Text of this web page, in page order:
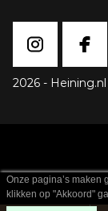
2026 - Heining.nl
Onze pagina’s maken
klikken op "Akkoord"